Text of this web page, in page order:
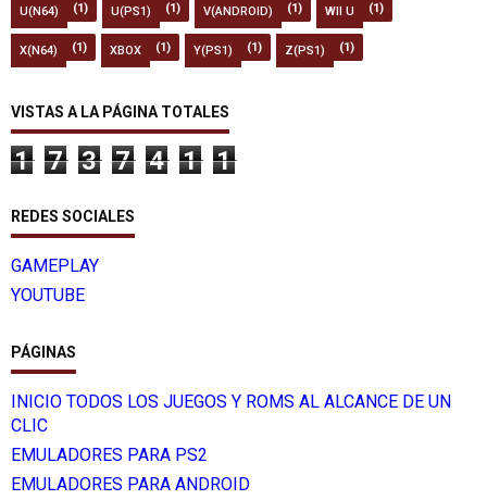
U(N64) (1) U(PS1) (1) V(ANDROID) (1) WII U (1)
X(N64) (1) XBOX (1) Y(PS1) (1) Z(PS1) (1)
VISTAS A LA PÁGINA TOTALES
1 7 3 7 4 1 1
REDES SOCIALES
GAMEPLAY
YOUTUBE
PÁGINAS
INICIO TODOS LOS JUEGOS Y ROMS AL ALCANCE DE UN
CLIC
EMULADORES PARA PS2
EMULADORES PARA ANDROID